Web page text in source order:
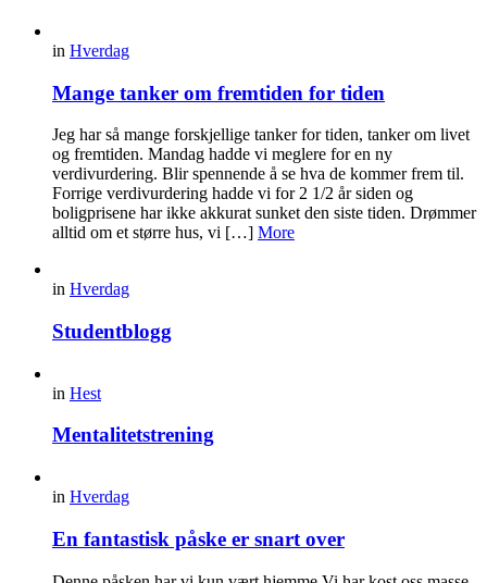
in Hverdag
Mange tanker om fremtiden for tiden
Jeg har så mange forskjellige tanker for tiden, tanker om livet
og fremtiden. Mandag hadde vi meglere for en ny
verdivurdering. Blir spennende å se hva de kommer frem til.
Forrige verdivurdering hadde vi for 2 1/2 år siden og
boligprisene har ikke akkurat sunket den siste tiden. Drømmer
alltid om et større hus, vi […] More
in Hverdag
Studentblogg
in Hest
Mentalitetstrening
in Hverdag
En fantastisk påske er snart over